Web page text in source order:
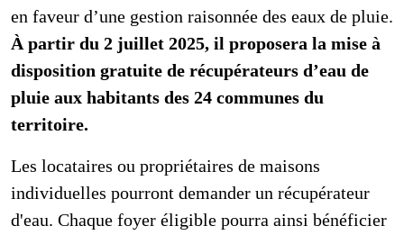
en faveur d’une gestion raisonnée des eaux de pluie.
À partir du 2 juillet 2025, il proposera la mise à
disposition gratuite de récupérateurs d’eau de
pluie aux habitants des 24 communes du
territoire.
Les locataires ou propriétaires de maisons
individuelles pourront demander un récupérateur
d'eau. Chaque foyer éligible pourra ainsi bénéficier